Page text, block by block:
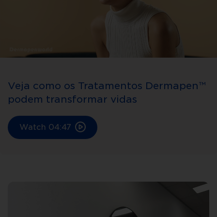
Veja como os Tratamentos Dermapen™
podem transformar vidas
Watch 04:47